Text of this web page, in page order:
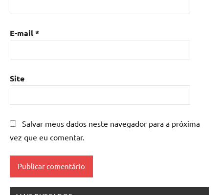
com
madeira
mesa
epoxi
mesa
de
mesas
resinadas
E-mail*
Site
Salvar meus dados neste navegador para a próxima
vez que eu comentar.